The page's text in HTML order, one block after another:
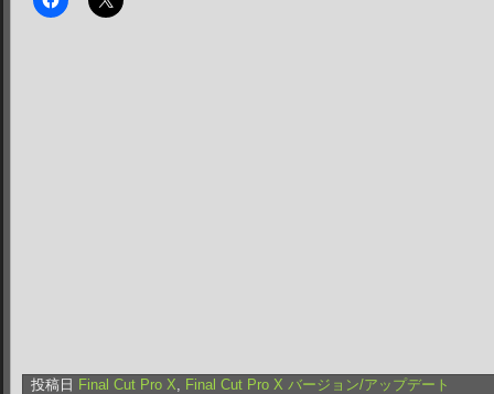
投稿日 Final Cut Pro X, Final Cut Pro X バージョン/アップデート